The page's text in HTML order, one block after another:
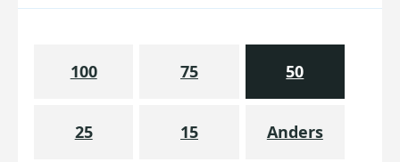
100 75 50
25 15 Anders